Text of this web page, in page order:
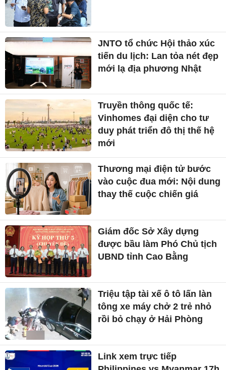
JNTO tổ chức Hội thảo xúc
tiến du lịch: Lan tỏa nét đẹp
mới lạ địa phương Nhật
Truyền thông quốc tế:
Vinhomes đại diện cho tư
duy phát triển đô thị thế hệ
mới
Thương mại điện tử bước
vào cuộc đua mới: Nội dung
thay thế cuộc chiến giá
Giám đốc Sở Xây dựng
được bầu làm Phó Chủ tịch
UBND tỉnh Cao Bằng
Triệu tập tài xế ô tô lấn làn
tông xe máy chở 2 trẻ nhỏ
rồi bỏ chạy ở Hải Phòng
Link xem trực tiếp